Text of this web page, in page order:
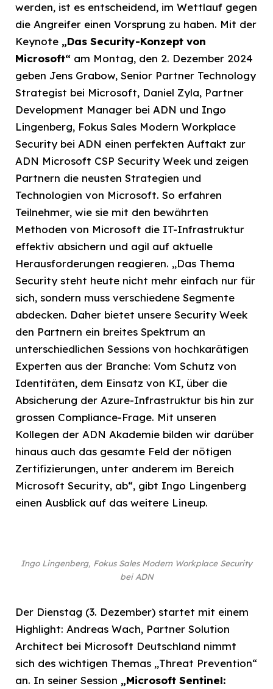
werden, ist es entscheidend, im Wettlauf gegen
die Angreifer einen Vorsprung zu haben. Mit der
Keynote „Das Security-Konzept von
Microsoft“ am Montag, den 2. Dezember 2024
geben Jens Grabow, Senior Partner Technology
Strategist bei Microsoft, Daniel Zyla, Partner
Development Manager bei ADN und Ingo
Lingenberg, Fokus Sales Modern Workplace
Security bei ADN einen perfekten Auftakt zur
ADN Microsoft CSP Security Week und zeigen
Partnern die neusten Strategien und
Technologien von Microsoft. So erfahren
Teilnehmer, wie sie mit den bewährten
Methoden von Microsoft die IT-Infrastruktur
effektiv absichern und agil auf aktuelle
Herausforderungen reagieren. „Das Thema
Security steht heute nicht mehr einfach nur für
sich, sondern muss verschiedene Segmente
abdecken. Daher bietet unsere Security Week
den Partnern ein breites Spektrum an
unterschiedlichen Sessions von hochkarätigen
Experten aus der Branche: Vom Schutz von
Identitäten, dem Einsatz von KI, über die
Absicherung der Azure-Infrastruktur bis hin zur
grossen Compliance-Frage. Mit unseren
Kollegen der ADN Akademie bilden wir darüber
hinaus auch das gesamte Feld der nötigen
Zertifizierungen, unter anderem im Bereich
Microsoft Security, ab“, gibt Ingo Lingenberg
einen Ausblick auf das weitere Lineup.
Ingo Lingenberg, Fokus Sales Modern Workplace Security
bei ADN
Der Dienstag (3. Dezember) startet mit einem
Highlight: Andreas Wach, Partner Solution
Architect bei Microsoft Deutschland nimmt
sich des wichtigen Themas „Threat Prevention“
an. In seiner Session „Microsoft Sentinel: